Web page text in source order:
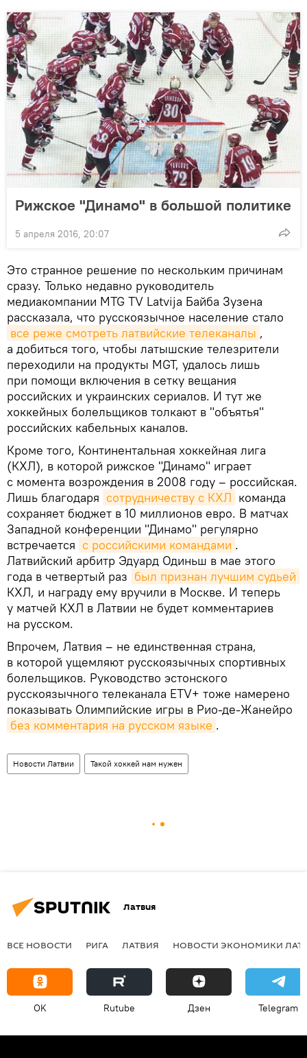
Рижское "Динамо" в большой политике
5 апреля 2016, 20:07
Это странное решение по нескольким причинам
сразу. Только недавно руководитель
медиакомпании MTG TV Latvija Байба Зузена
рассказала, что русскоязычное население стало
все реже смотреть латвийские телеканалы ,
а добиться того, чтобы латышские телезрители
переходили на продукты MGT, удалось лишь
при помощи включения в сетку вещания
российских и украинских сериалов. И тут же
хоккейных болельщиков толкают в "объятья"
российских кабельных каналов.
Кроме того, Континентальная хоккейная лига
(КХЛ), в которой рижское "Динамо" играет
с момента возрождения в 2008 году – российская.
Лишь благодаря сотрудничеству с КХЛ команда
сохраняет бюджет в 10 миллионов евро. В матчах
Западной конференции "Динамо" регулярно
встречается с российскими командами .
Латвийский арбитр Эдуард Одиньш в мае этого
года в четвертый раз был признан лучшим судьей
КХЛ, и награду ему вручили в Москве. И теперь
у матчей КХЛ в Латвии не будет комментариев
на русском.
Впрочем, Латвия – не единственная страна,
в которой ущемляют русскоязычных спортивных
болельщиков. Руководство эстонского
русскоязычного телеканала ETV+ тоже намерено
показывать Олимпийские игры в Рио-де-Жанейро
без комментария на русском языке .
Новости Латвии Такой хоккей нам нужен
Латвия
ВСЕ НОВОСТИ РИГА ЛАТВИЯ НОВОСТИ ЭКОНОМИКИ
OK Rutube Дзен Telegram